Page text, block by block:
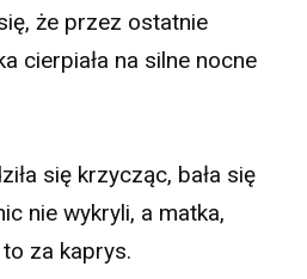
że przez ostatnie
cierpiała na silne nocne
się krzycząc, bała się
nie wykryli, a matka,
za kaprys.